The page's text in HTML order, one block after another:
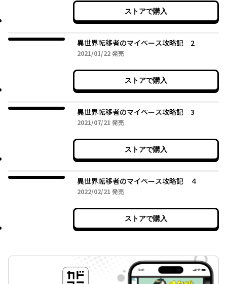
ストアで購入
異世界転移者のマイペース攻略記 2
2021/01/222021年01月22日
発売
ストアで購入
異世界転移者のマイペース攻略記 3
2021/07/21 2021年07月21日
発売
ストアで購入
異世界転移者のマイペース攻略記 ４
2022/02/21 2022年02月21日
発売
ストアで購入